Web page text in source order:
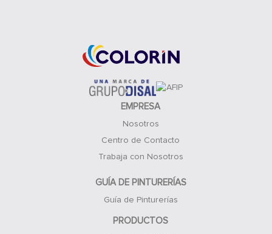
EMPRESA
Nosotros
Centro de Contacto
Trabaja con Nosotros
GUÍA DE PINTURERÍAS
Guía de Pinturerías
PRODUCTOS